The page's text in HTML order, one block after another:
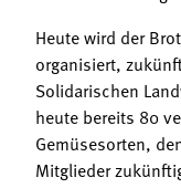
Heute wird der
organisiert,
Solidarischen
heute bereits 80
Gemüsesorten,
Mitglieder